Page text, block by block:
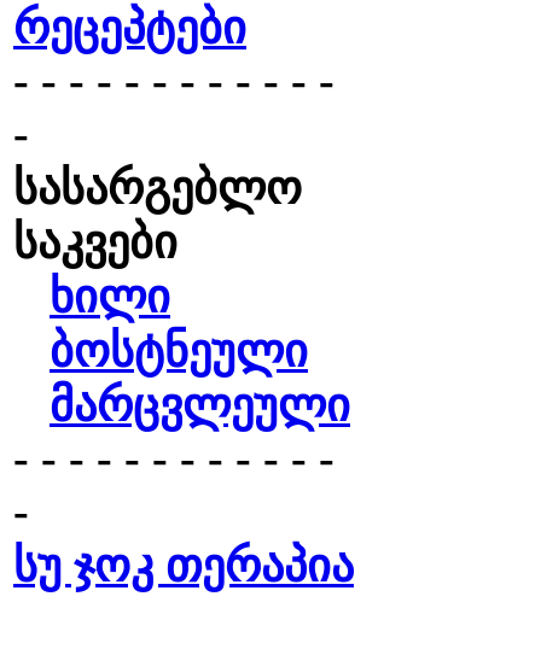
რეცეპტები
- - - - - - - - - - - -
-
სასარგებლო
საკვები
ხილი
ბოსტნეული
მარცვლეული
- - - - - - - - - - - -
-
სუ ჯოკ თერაპია